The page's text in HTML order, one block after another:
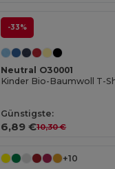
-33%
Neutral O30001
Günstigste:
6,89 €10,30 €
+10